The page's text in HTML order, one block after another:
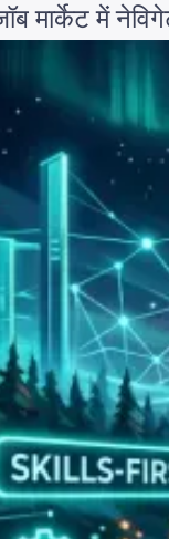
मार्केट में